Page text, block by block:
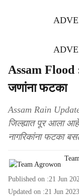
Assam Flood
जणांना फटका
Assam Rain
जिल्ह्यात पूर आला
नागरिकांना फटका
Published on :21 Jun
Updated on :21 Jun